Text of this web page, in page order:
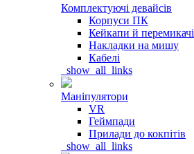
Комплектуючі девайсів
Корпуси ПК
Кейкапи й перемикачі
Накладки на мишу
Кабелі
_show_all_links
Маніпулятори
VR
Геймпади
Прилади до кокпітів
_show_all_links